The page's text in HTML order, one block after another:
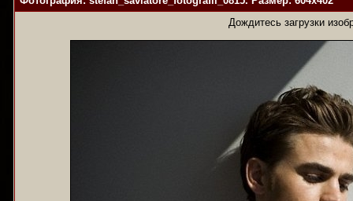
Дождитесь загрузки